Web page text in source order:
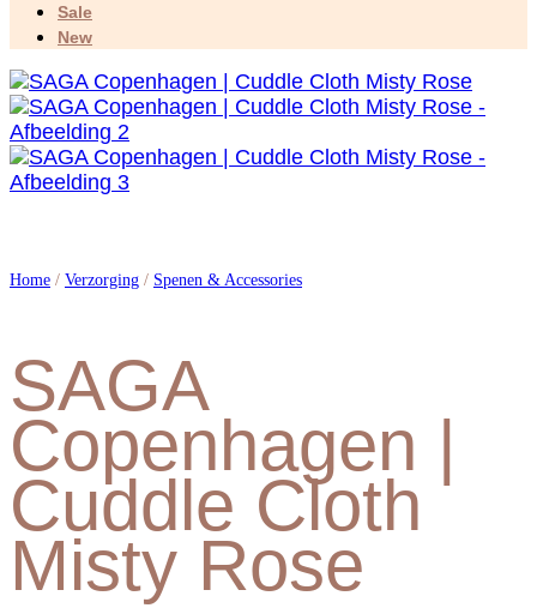
Sale
New
Home / Verzorging / Spenen & Accessories
SAGA
Copenhagen |
Cuddle Cloth
Misty Rose